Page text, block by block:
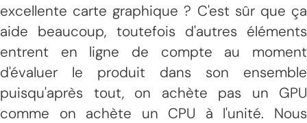
excellente carte graphique ? C'est sûr que ça
aide beaucoup, toutefois d'autres éléments
entrent en ligne de compte au moment
d'évaluer le produit dans son ensemble
puisqu'après tout, on achète pas un GPU
comme on achète un CPU à l'unité. Nous